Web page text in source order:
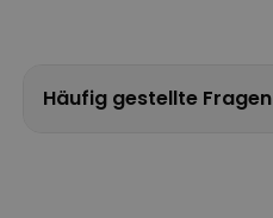
Häufig gestellte Fragen